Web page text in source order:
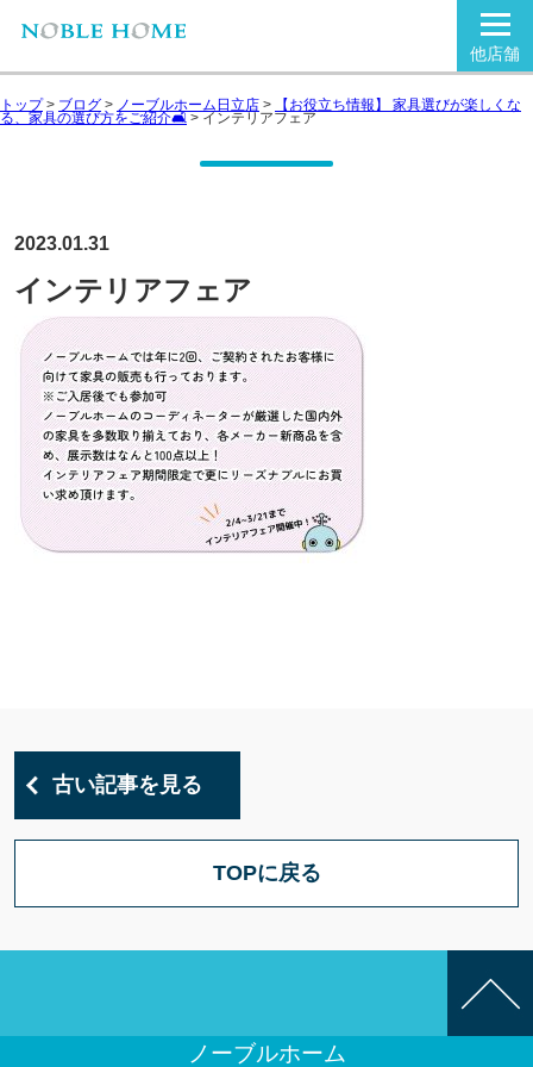
他店舗
トップ> ブログ > ノーブルホーム日立店 > 【お役立ち情報】 家具選びが楽しくな
る、家具の選び方をご紹介🛋 > インテリアフェア
2023.01.31
インテリアフェア
古い記事を見る
TOPに戻る
ノーブルホーム